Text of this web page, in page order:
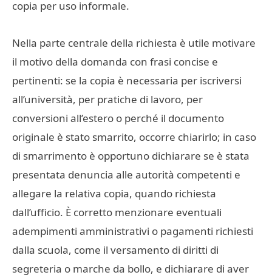
copia per uso informale.
Nella parte centrale della richiesta è utile motivare
il motivo della domanda con frasi concise e
pertinenti: se la copia è necessaria per iscriversi
all’università, per pratiche di lavoro, per
conversioni all’estero o perché il documento
originale è stato smarrito, occorre chiarirlo; in caso
di smarrimento è opportuno dichiarare se è stata
presentata denuncia alle autorità competenti e
allegare la relativa copia, quando richiesta
dall’ufficio. È corretto menzionare eventuali
adempimenti amministrativi o pagamenti richiesti
dalla scuola, come il versamento di diritti di
segreteria o marche da bollo, e dichiarare di aver